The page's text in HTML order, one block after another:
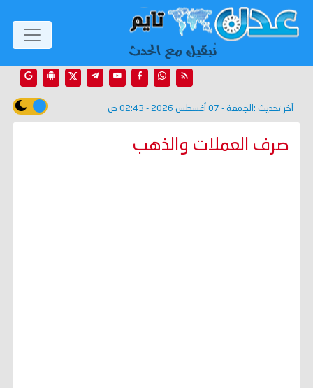
آخر تحديث : الجمعة - 07 أغسطس 2026 - 02:43 ص
صرف العملات والذهب